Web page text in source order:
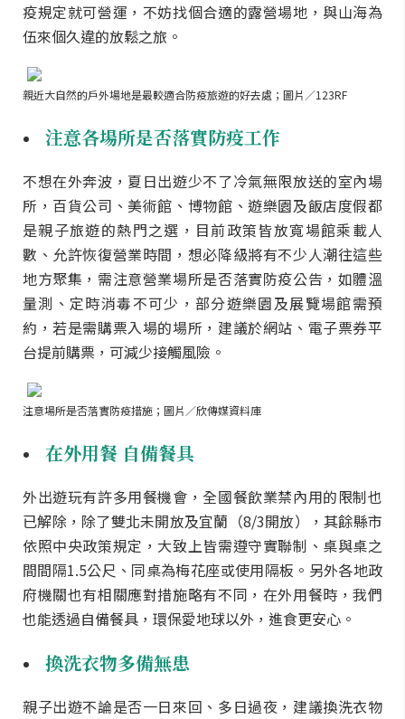
疫規定就可營運，不妨找個合適的露營場地，與山海為
伍來個久違的放鬆之旅。
親近大自然的戶外場地是最較適合防疫旅遊的好去處；圖片／123RF
注意各場所是否落實防疫工作
不想在外奔波，夏日出遊少不了冷氣無限放送的室內場
所，百貨公司、美術館、博物館、遊樂園及飯店度假都
是親子旅遊的熱門之選，目前政策皆放寬場館乘載人
數、允許恢復營業時間，想必降級將有不少人潮往這些
地方聚集，需注意營業場所是否落實防疫公告，如體溫
量測、定時消毒不可少，部分遊樂園及展覽場館需預
約，若是需購票入場的場所，建議於網站、電子票券平
台提前購票，可減少接觸風險。
注意場所是否落實防疫措施；圖片／欣傳媒資料庫
在外用餐 自備餐具
外出遊玩有許多用餐機會，全國餐飲業禁內用的限制也
已解除，除了雙北未開放及宜蘭（8/3開放），其餘縣市
依照中央政策規定，大致上皆需遵守實聯制、桌與桌之
間間隔1.5公尺、同桌為梅花座或使用隔板。另外各地政
府機關也有相關應對措施略有不同，在外用餐時，我們
也能透過自備餐具，環保愛地球以外，進食更安心。
換洗衣物多備無患
親子出遊不論是否一日來回、多日過夜，建議換洗衣物